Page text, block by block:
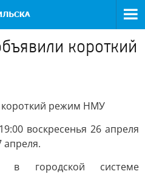
короткий
короткий режим НМУ
воскресенья 26 апреля
апреля.
в городской системе